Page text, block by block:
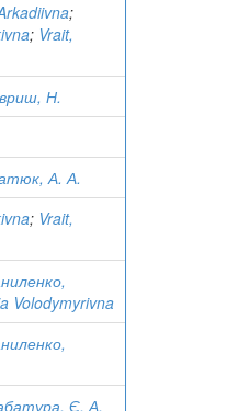
;
; Vrait,
Н.
А. А.
; Vrait,
Volodymyrivna
Є. А.